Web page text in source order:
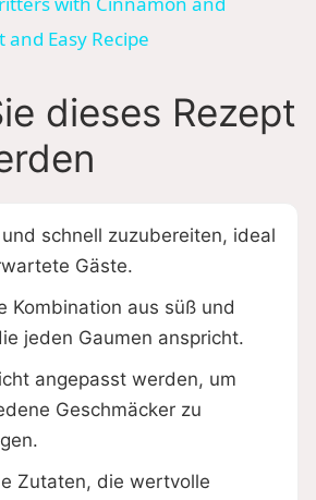
a
y
V
i
d
e
and Easy Recipe
dieses Rezept
schnell zuzubereiten, ideal
Gäste.
Kombination aus süß und
jeden Gaumen anspricht.
angepasst werden, um
Geschmäcker zu
Zutaten, die wertvolle